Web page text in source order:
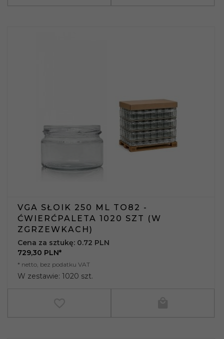
VGA SŁOIK 250 ML TO82 -
ĆWIERĆPALETA 1020 SZT (W
ZGRZEWKACH)
729,30 PLN*
* netto, bez podatku VAT
W zestawie: 1020 szt.
Cena za sztukę: 0.72 PLN